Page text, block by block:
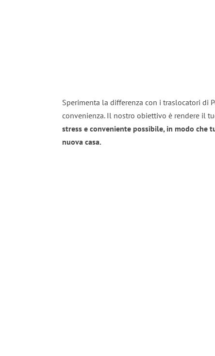
Sperimenta la differenza con i traslocatori di
convenienza. Il nostro obiettivo è rendere il
stress e conveniente possibile, in modo che
nuova casa.